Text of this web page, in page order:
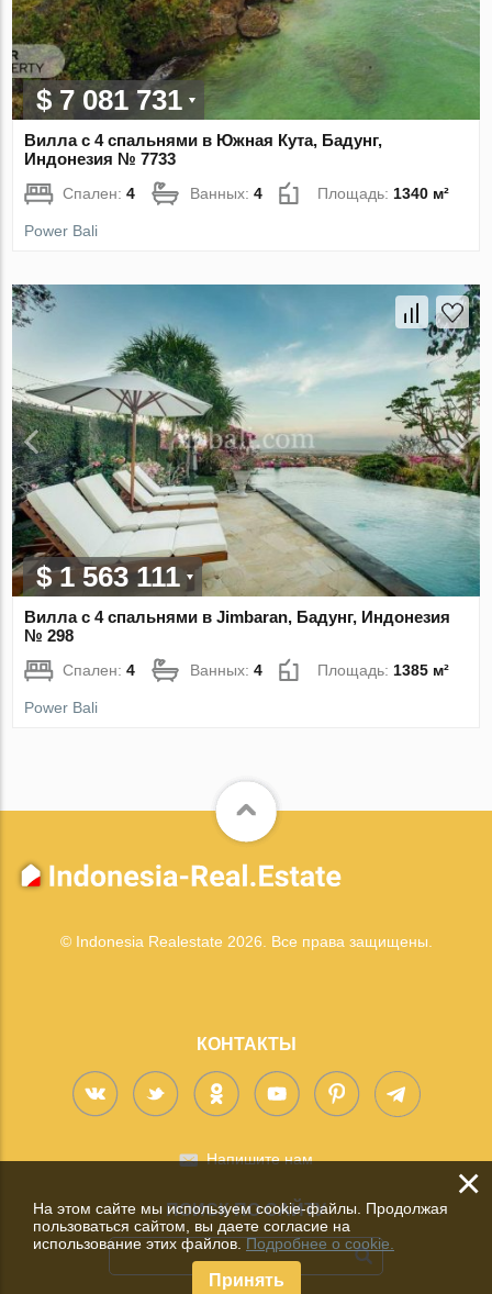
$ 7 081 731
Вилла с 4 спальнями в Южная Кута, Бадунг,
Индонезия № 7733
Спален:4 Ванных:4 Площадь: 1340 м²
Power Bali
$ 1 563 111
Вилла с 4 спальнями в Jimbaran, Бадунг, Индонезия
№ 298
Спален:4 Ванных:4 Площадь: 1385 м²
Power Bali
© Indonesia Realestate 2026. Все права защищены.
КОНТАКТЫ
Напишите нам
ПОИСК ПО САЙТУ
×
На этом сайте мы используем cookie-файлы. Продолжая
пользоваться сайтом, вы даете согласие на
использование этих файлов.Подробнее о cookie.
Принять